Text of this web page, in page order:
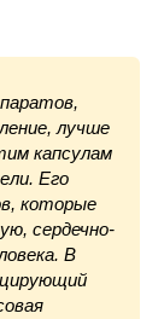
лучше
капсулам
Его
которые
сердечно-
В